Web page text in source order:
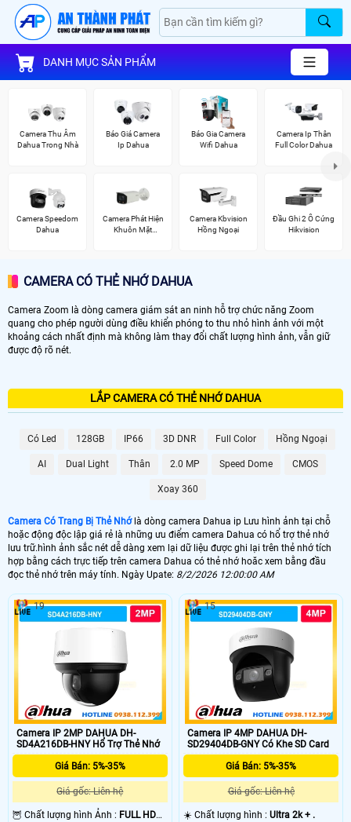
DANH MỤC SẢN PHẨM
Camera Thu Âm
Dahua Trong Nhà
Báo Giá Camera
Ip Dahua
Báo Gia Camera
Wifi Dahua
Camera Ip Thân
Full Color Dahua
Camera Speedom
Dahua
Camera Phát Hiện
Khuôn Mặt
Camera Kbvision
Hồng Ngoại
Đầu Ghi 2 Ổ Cứng
Hikvision
CAMERA CÓ THẺ NHỚ DAHUA
Camera Zoom là dòng camera giám sát an ninh hỗ trợ chức năng Zoom
quang cho phép người dùng điều khiển phóng to thu nhỏ hình ảnh với một
khoảng cách nhất định mà không làm thay đổi chất lượng hình ảnh, vẫn giữ
được độ rõ nét.
LẮP CAMERA CÓ THẺ NHỚ DAHUA
Có Led 128GB IP66 3D DNR Full Color Hồng Ngoại
AI Dual Light Thân 2.0 MP Speed Dome CMOS
Xoay 360
Camera Có Trang Bị Thẻ Nhớlà dòng camera Dahua ip Lưu hình ảnh tại chỗ
hoặc động độc lập giá rẻ là những ưu điểm camera Dahua có hổ trợ thẻ nhớ
lưu trữ.hình ảnh sắc nét dễ dàng xem lại dữ liệu được ghi lại trên thẻ nhớ tích
hợp bằng cách trực tiếp trên camera Dahua có thẻ nhớ hoăc xem bằng đầu
đọc thẻ nhớ trên máy tính. Ngày Upate: 8/2/2026 12:00:00 AM
Camera IP 2MP DAHUA DH-
SD4A216DB-HNY Hổ Trợ Thẻ Nhớ
Giá Bán: 5%-35%
Giá gốc: Liên hệ
🦉 Chất lượng hình Ảnh : FULL HD
19
Camera IP 4MP DAHUA DH-
SD29404DB-GNY Có Khe SD Card
Giá Bán: 5%-35%
Giá gốc: Liên hệ
☀️ Chất lượng hình :Ultra 2k + .
15